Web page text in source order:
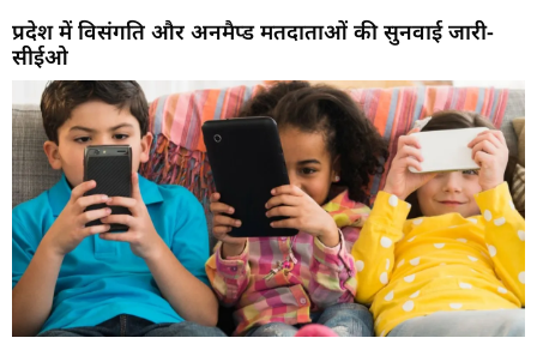
प्रदेश में विसंगति और अनमैप्ड मतदाताओं की सुनवाई जारी-
सीईओ